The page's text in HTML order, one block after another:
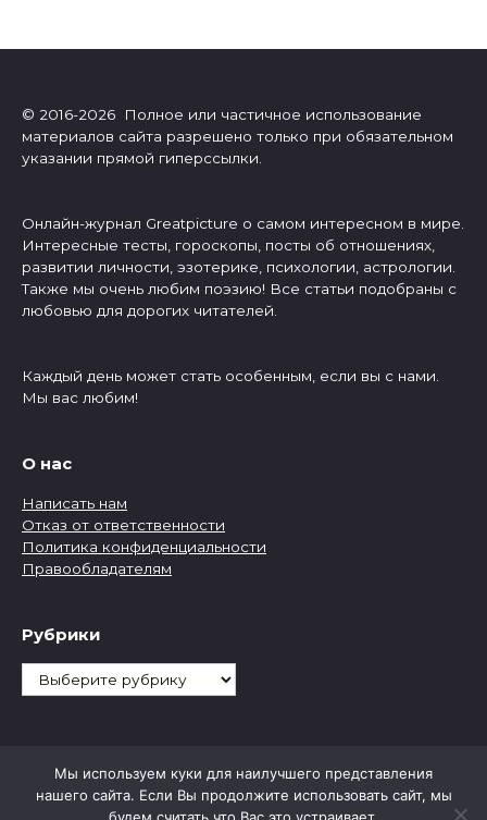
© 2016-2026 Полное или частичное использование
материалов сайта разрешено только при обязательном
указании прямой гиперссылки.
Онлайн-журнал Greatpicture о самом интересном в мире.
Интересные тесты, гороскопы, посты об отношениях,
развитии личности, эзотерике, психологии, астрологии.
Также мы очень любим поэзию! Все статьи подобраны с
любовью для дорогих читателей.
Каждый день может стать особенным, если вы с нами.
Мы вас любим!
О нас
Написать нам
Отказ от ответственности
Политика конфиденциальности
Правообладателям
Рубрики
Рубрики
Мы используем куки для наилучшего представления
нашего сайта. Если Вы продолжите использовать сайт, мы